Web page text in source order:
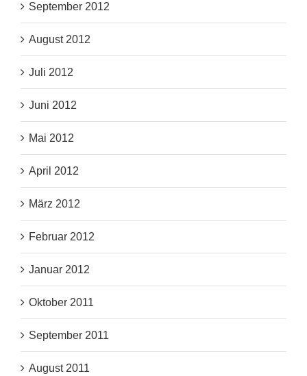
September 2012
August 2012
Juli 2012
Juni 2012
Mai 2012
April 2012
März 2012
Februar 2012
Januar 2012
Oktober 2011
September 2011
August 2011